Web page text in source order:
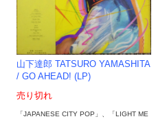
山下達郎 TATSURO YAMASHITA
/ GO AHEAD! (LP)
売り切れ
「JAPANESE CITY POP」、「LIGHT ME